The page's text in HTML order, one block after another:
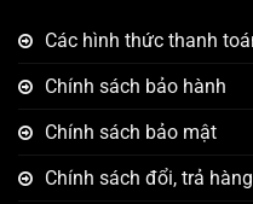
Các hình thức thanh
Chính sách bảo hành
Chính sách bảo mật
Chính sách đổi, trả hàng